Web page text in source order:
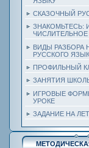
СКАЗОЧНЫЙ
ЗНАКОМЬТЕСЬ:
ЧИСЛИТЕЛЬНОЕ
ВИДЫ РАЗБОРА
РУССКОГО
ПРОФИЛЬНЫЙ
ЗАНЯТИЯ
ИГРОВЫЕ
УРОКЕ
ЗАДАНИЕ НА